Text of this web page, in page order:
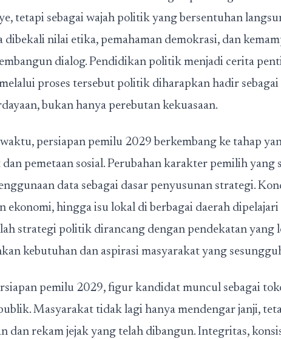
tetapi sebagai wajah politik yang bersentuhan
dibekali nilai etika, pemahaman demokrasi, dan
dialog. Pendidikan politik menjadi cerita
proses tersebut politik diharapkan hadir sebagai
bukan hanya perebutan kekuasaan.
persiapan pemilu 2029 berkembang ke tahap
pemetaan sosial. Perubahan karakter pemilih yang
data sebagai dasar penyusunan strategi.
ekonomi, hingga isu lokal di berbagai daerah dipelajari
strategi politik dirancang dengan pendekatan yang
kebutuhan dan aspirasi masyarakat yang
pemilu 2029, figur kandidat muncul sebagai
Masyarakat tidak lagi hanya mendengar janji,
dan rekam jejak yang telah dibangun. Integritas,